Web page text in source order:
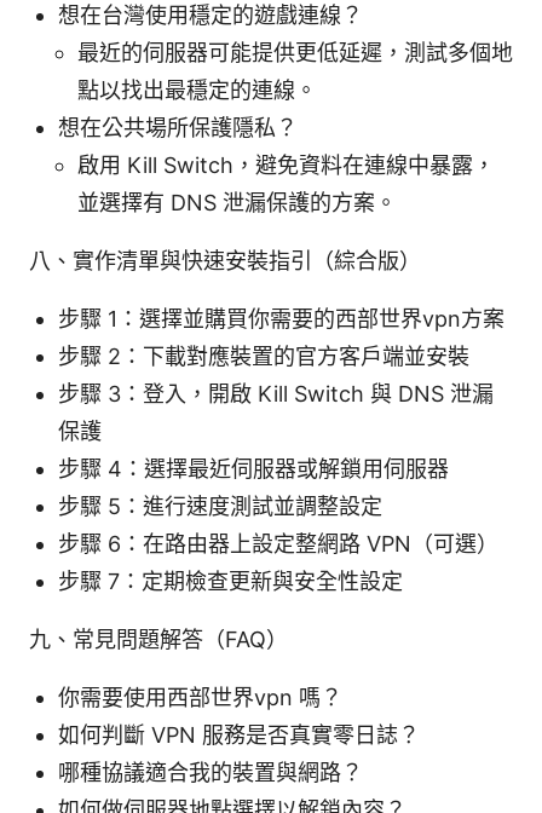
想在台灣使用穩定的遊戲連線？
最近的伺服器可能提供更低延遲，測試多個地
點以找出最穩定的連線。
想在公共場所保護隱私？
啟用 Kill Switch，避免資料在連線中暴露，
並選擇有 DNS 泄漏保護的方案。
八、實作清單與快速安裝指引（綜合版）
步驟 1：選擇並購買你需要的西部世界vpn方案
步驟 2：下載對應裝置的官方客戶端並安裝
步驟 3：登入，開啟 Kill Switch 與 DNS 泄漏
保護
步驟 4：選擇最近伺服器或解鎖用伺服器
步驟 5：進行速度測試並調整設定
步驟 6：在路由器上設定整網路 VPN（可選）
步驟 7：定期檢查更新與安全性設定
九、常見問題解答（FAQ）
你需要使用西部世界vpn 嗎？
如何判斷 VPN 服務是否真實零日誌？
哪種協議適合我的裝置與網路？